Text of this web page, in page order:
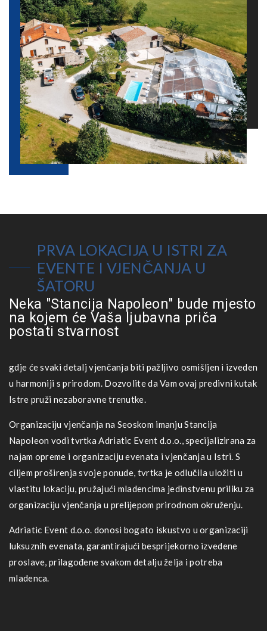
PRVA LOKACIJA U ISTRI ZA
EVENTE I VJENČANJA U
ŠATORU
Neka "Stancija Napoleon" bude mjesto
na kojem će Vaša ljubavna priča
postati stvarnost
gdje će svaki detalj vjenčanja biti pažljivo osmišljen i izveden
u harmoniji s prirodom. Dozvolite da Vam ovaj predivni kutak
Istre pruži nezaboravne trenutke.
Organizaciju vjenčanja na Seoskom imanju Stancija
Napoleon vodi tvrtka Adriatic Event d.o.o., specijalizirana za
najam opreme i organizaciju evenata i vjenčanja u Istri. S
ciljem proširenja svoje ponude, tvrtka je odlučila uložiti u
vlastitu lokaciju, pružajući mladencima jedinstvenu priliku za
organizaciju vjenčanja u prelijepom prirodnom okruženju.
Adriatic Event d.o.o. donosi bogato iskustvo u organizaciji
luksuznih evenata, garantirajući besprijekorno izvedene
proslave, prilagođene svakom detalju želja i potreba
mladenca.